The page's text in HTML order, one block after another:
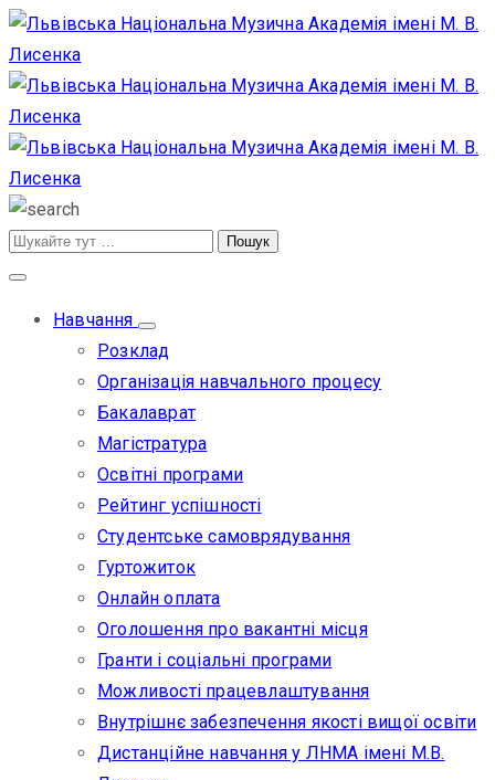
Навчання
Розклад
Організація навчального процесу
Бакалаврат
Магістратура
Освітні програми
Рейтинг успішності
Студентське самоврядування
Гуртожиток
Онлайн оплата
Оголошення про вакантні місця
Гранти і соціальні програми
Можливості працевлаштування
Внутрішнє забезпечення якості вищої освіти
Дистанційне навчання у ЛНМА імені М.В.